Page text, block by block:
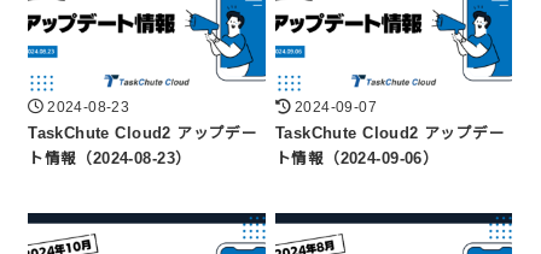
2024-08-23
TaskChute Cloud2 アップデー
ト情報（2024-08-23）
2024-09-07
TaskChute Cloud2 アップデー
ト情報（2024-09-06）